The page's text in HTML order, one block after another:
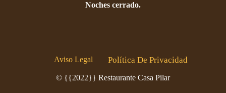
Noches cerrado.
Aviso Legal Política De Privacidad
© {{2022}} Restaurante Casa Pilar